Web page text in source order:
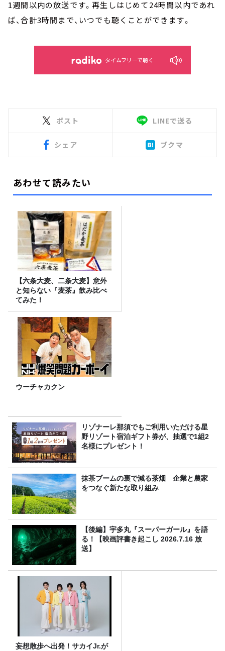
1週間以内の放送です。再生しはじめて24時間以内であれ
ば、合計3時間まで、いつでも聴くことができます。
タイムフリーで聴く
ポスト LINEで送る
シェア ブクマ
あわせて読みたい
【六条大麦、二条大麦】意外
と知らない『麦茶』飲み比べ
てみた！
ウーチャカクン
リゾナーレ那須でもご利用いただける星
野リゾート宿泊ギフト券が、抽選で1組2
名様にプレゼント！
抹茶ブームの裏で減る茶畑 企業と農家
をつなぐ新たな取り組み
【後編】宇多丸『スーパーガール』を語
る！【映画評書き起こし 2026.7.16 放
送】
妄想散歩へ出発！サカイJr.が